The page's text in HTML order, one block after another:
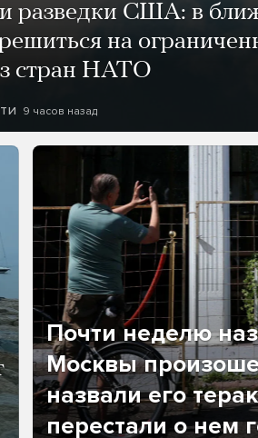
разведки США: в
на
стран НАТО
9 часов назад
Почти неделю
Москвы
назвали его
перестали о нем